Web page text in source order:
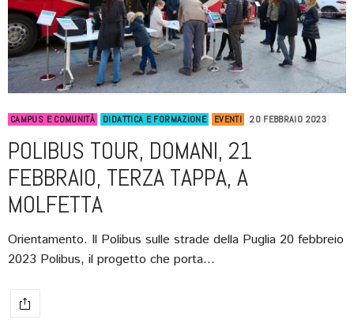
CAMPUS E COMUNITÀ DIDATTICA E FORMAZIONE EVENTI 20 FEBBRAIO 2023
POLIBUS TOUR, DOMANI, 21
FEBBRAIO, TERZA TAPPA, A
MOLFETTA
Orientamento. Il Polibus sulle strade della Puglia 20 febbreio
2023 Polibus, il progetto che porta…